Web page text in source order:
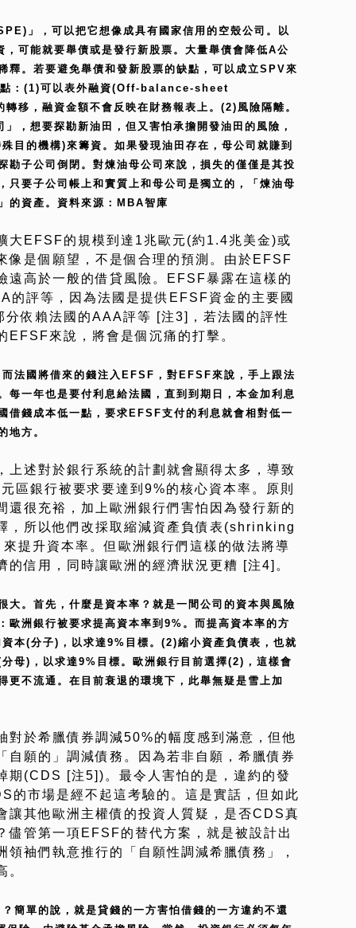
」，可以把它想像成具有國家信用的空殼公司。以
可能就要舉債或是發行新股票。大量舉債會降低A公
釋。若要避免舉債和發新股票的缺點，可以成立SPV來
點：(1)可以表外融資(Off-balance-sheet
移，融資金額不會反映在財務報表上。(2)風險隔離。
，想要探勘新油田，但又害怕承擔開發油田的風險，
目的機構)來籌資。如果發現油田存在，母公司就賺到
勘子公司倒閉。對煉油母公司來說，損失的僅僅是其投
只要子公司帳上和實質上和母公司是獨立的，「煉油母
的資產。資料來源：MBA智庫
大EFSF的規模到達1兆歐元(約1.4兆美金)或
像是個願望，不是個合理的預測。由於EFSF
遠高於一般的借貸風險。EFSF暴露在這樣的
的評等，因為法國是提供EFSF資金的主要國
依賴法國的AAA評等 [注3]，若法國的評性
EFSF來說，將會是個沉痛的打擊。
法國將借來的錢注入EFSF，對EFSF來說，手上跟法
每一年也是要付利息給法國，直到到期日，本金加利息
借錢成本低一點，要求EFSF支付的利息就會相對低一
地方。
上述對於銀行系統的計劃就會顯得太多，導致
區銀行被要求要達到9%的核心資本率。原則
還很充裕，加上歐洲銀行們害怕因為發行新的
，所以他們改採取縮減資產負債表(shrinking
升資本率。但歐洲銀行們這樣的做法將導
的信用，同時讓歐洲的經濟狀況更糟 [注4]。
。首先，什麼是資本率？就是一間公司的資本與風險
歐洲銀行被要求提高資本率到9%。而提高資本率的方
本(分子)，以求達9%目標。(2)縮小資產負債表，也就
母)，以求達9%目標。歐洲銀行目前選擇(2)，這樣會
更不流通。在目前衰退的環境下，此舉無疑是雪上加
對於希臘債券調減50%的幅度感到滿意，但他
自願的」調減債務。因為若非自願，希臘債券
期(CDS [注5])。最令人害怕的是，違約的發
的市場是經不起這考驗的。這是實話，但如此
讓其他歐洲主權債的投資人質疑，是否CDS真
儘管第一項EFSF的替代方案，就是被設計出
袖們執意推行的「自願性調減希臘債務」，
。
簡單的說，就是貸錢的一方害怕借錢的一方違約不還